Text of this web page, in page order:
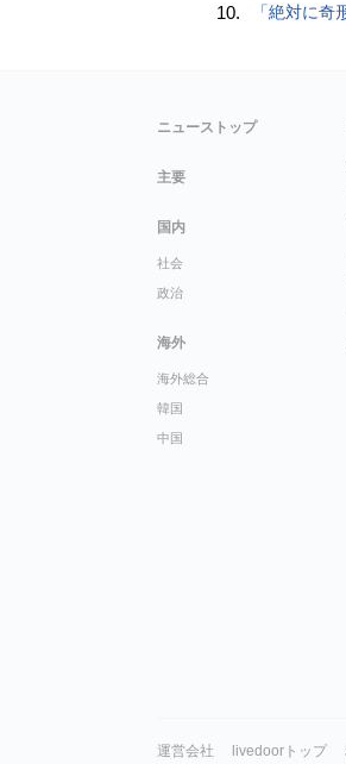
10. 「絶対に
ニューストップ
主要
国内
社会
政治
海外
海外総合
韓国
中国
運営会社 livedoorトップ